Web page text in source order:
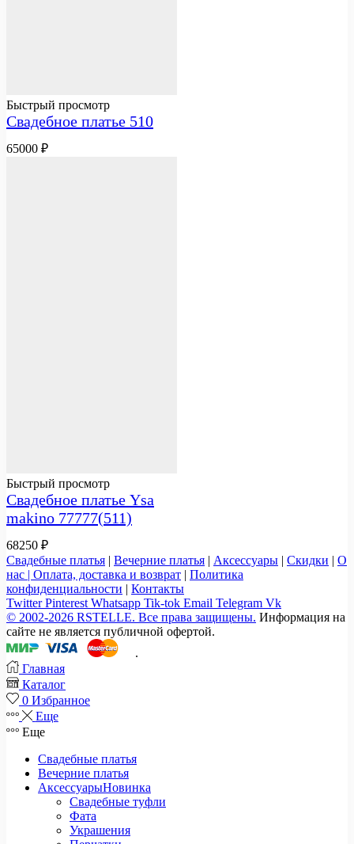
Быстрый просмотр
Свадебное платье 510
65000 ₽
Быстрый просмотр
Свадебное платье Ysa
makino 77777(511)
68250 ₽
Свадебные платья | Вечерние платья | Аксессуары | Скидки | О
нас | Оплата, доставка и возврат | Политика
конфиденциальности | Контакты
Twitter Pinterest Whatsapp Tik-tok Email Telegram Vk
© 2002-2026 RSTELLE. Все права защищены. Информация на
сайте не является публичной офертой.
.
Главная
Каталог
0 Избранное
Еще
Еще
Свадебные платья
Вечерние платья
АксессуарыНовинка
Свадебные туфли
Фата
Украшения